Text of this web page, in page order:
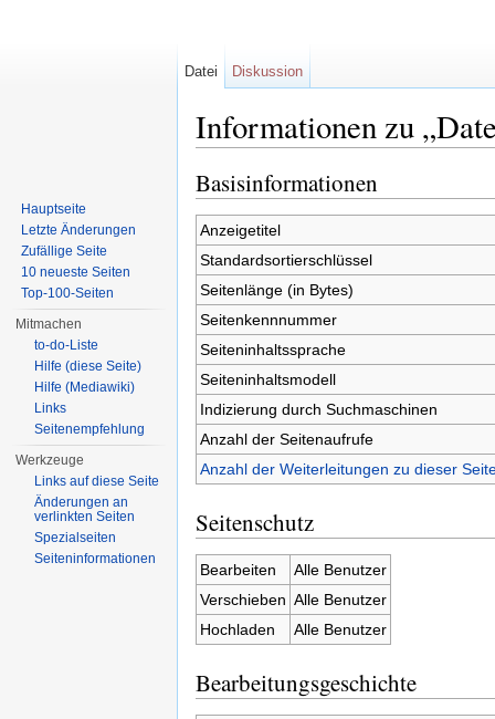
Informationen zu
Basisinformationen
Anzeigetitel
Standardsortierschlüssel
Seitenlänge (in Bytes)
Seitenkennnummer
Seiteninhaltssprache
Seiteninhaltsmodell
Indizierung durch Suchmaschinen
Anzahl der Seitenaufrufe
Anzahl der Weiterleitungen zu dieser
Seitenschutz
Bearbeiten
Alle Benutzer
Verschieben Alle Benutzer
Hochladen
Alle Benutzer
Bearbeitungsgeschichte
Datei Diskussion
Hauptseite
Letzte Änderungen
Zufällige Seite
10 neueste Seiten
Top-100-Seiten
Mitmachen
to-do-Liste
Hilfe (diese Seite)
Hilfe (Mediawiki)
Links
Seitenempfehlung
Werkzeuge
Links auf diese Seite
Änderungen an
verlinkten Seiten
Spezialseiten
Seiteninformationen